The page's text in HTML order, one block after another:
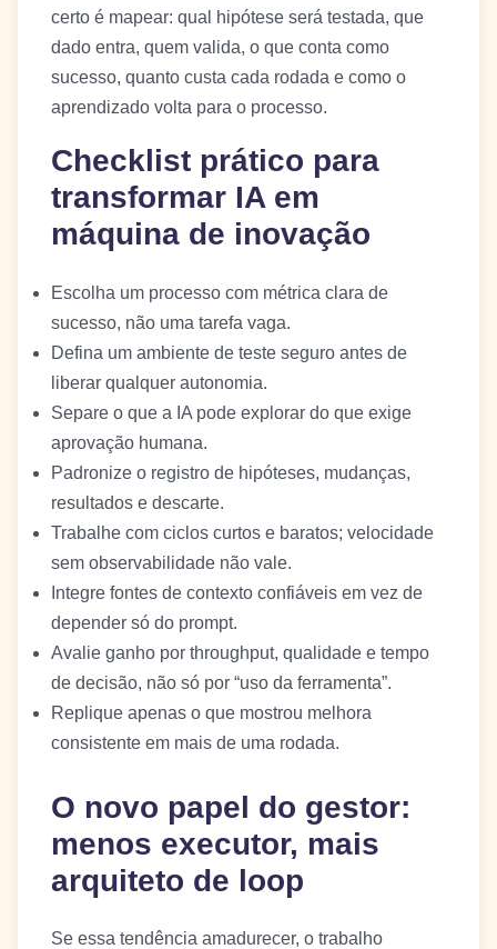
certo é mapear: qual hipótese será testada, que
dado entra, quem valida, o que conta como
sucesso, quanto custa cada rodada e como o
aprendizado volta para o processo.
Checklist prático para
transformar IA em
máquina de inovação
Escolha um processo com métrica clara de
sucesso, não uma tarefa vaga.
Defina um ambiente de teste seguro antes de
liberar qualquer autonomia.
Separe o que a IA pode explorar do que exige
aprovação humana.
Padronize o registro de hipóteses, mudanças,
resultados e descarte.
Trabalhe com ciclos curtos e baratos; velocidade
sem observabilidade não vale.
Integre fontes de contexto confiáveis em vez de
depender só do prompt.
Avalie ganho por throughput, qualidade e tempo
de decisão, não só por “uso da ferramenta”.
Replique apenas o que mostrou melhora
consistente em mais de uma rodada.
O novo papel do gestor:
menos executor, mais
arquiteto de loop
Se essa tendência amadurecer, o trabalho